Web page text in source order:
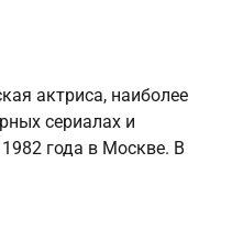
актриса, наиболее
сериалах и
года в Москве. В